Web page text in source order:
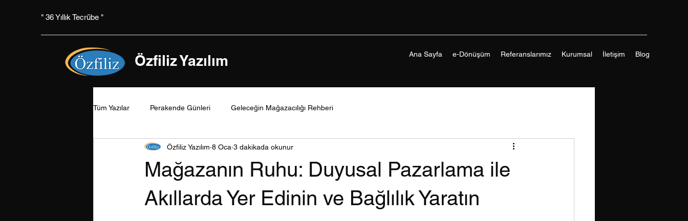
" 36 Yıllık Tecrübe "
Özfiliz Yazılım Ana Sayfa e-Dönüşüm Referanslarımız Kurumsal İletişim Blog
Tüm Yazılar Perakende Günleri Geleceğin Mağazacılığı Rehberi
Mağazanın Ruhu: Duyusal Pazarlama ile
Akıllarda Yer Edinin ve Bağlılık Yaratın
Özfiliz Yazılım 8 Oca 3 dakikada okunur